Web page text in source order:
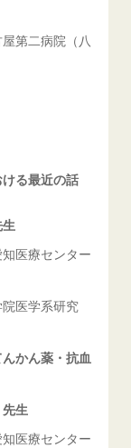
第二病院（八
る最近の話
ンター
系研究
かん薬・抗血
生
ンター